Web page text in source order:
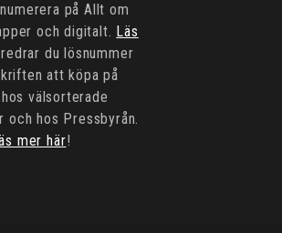
på Allt om
och digitalt. Läs
du lösnummer
att köpa på
välsorterade
och hos Pressbyrån.
mer här!